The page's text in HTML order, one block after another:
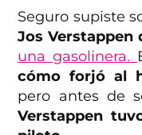
Seguro supiste
Jos Verstappen
una gasolinera.
cómo forjó al
pero antes de
Verstappen